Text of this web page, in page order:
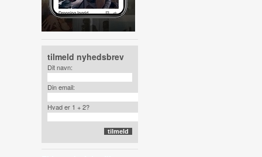
tilmeld nyhedsbrev
Dit navn:
Din email:
Hvad er 1 + 2?